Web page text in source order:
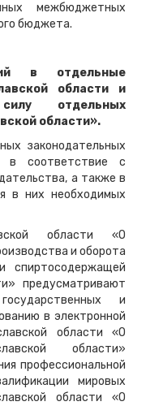
межбюджетных
бюджета.
в отдельные
области и
отдельных
области».
законодательных
в соответствие с
а также в
в них необходимых
области «О
и оборота
спиртосодержащей
предусматривают
и
в электронной
области «О
области»
профессиональной
мировых
области «О